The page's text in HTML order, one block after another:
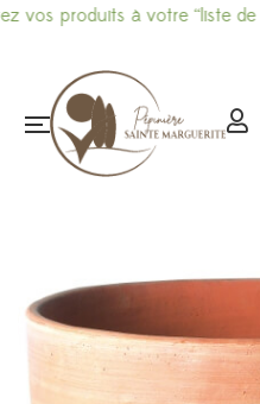
produits à votre “liste de